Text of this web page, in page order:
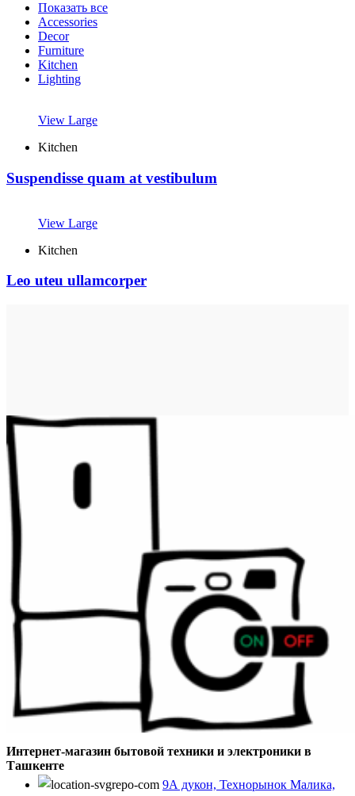
Показать все
Accessories
Decor
Furniture
Kitchen
Lighting
View Large
Kitchen
Suspendisse quam at vestibulum
View Large
Kitchen
Leo uteu ullamcorper
Интернет-магазин бытовой техники и электроники в
Ташкенте
9А дукон, Технорынок Малика,